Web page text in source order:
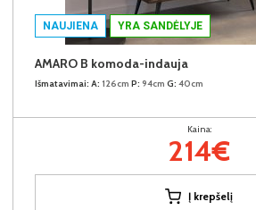
NAUJIENA YRA SANDĖLYJE
AMARO B komoda-indauja
Išmatavimai: A: 126cm P: 94cm G: 40cm
Kaina:
214€
Į krepšelį